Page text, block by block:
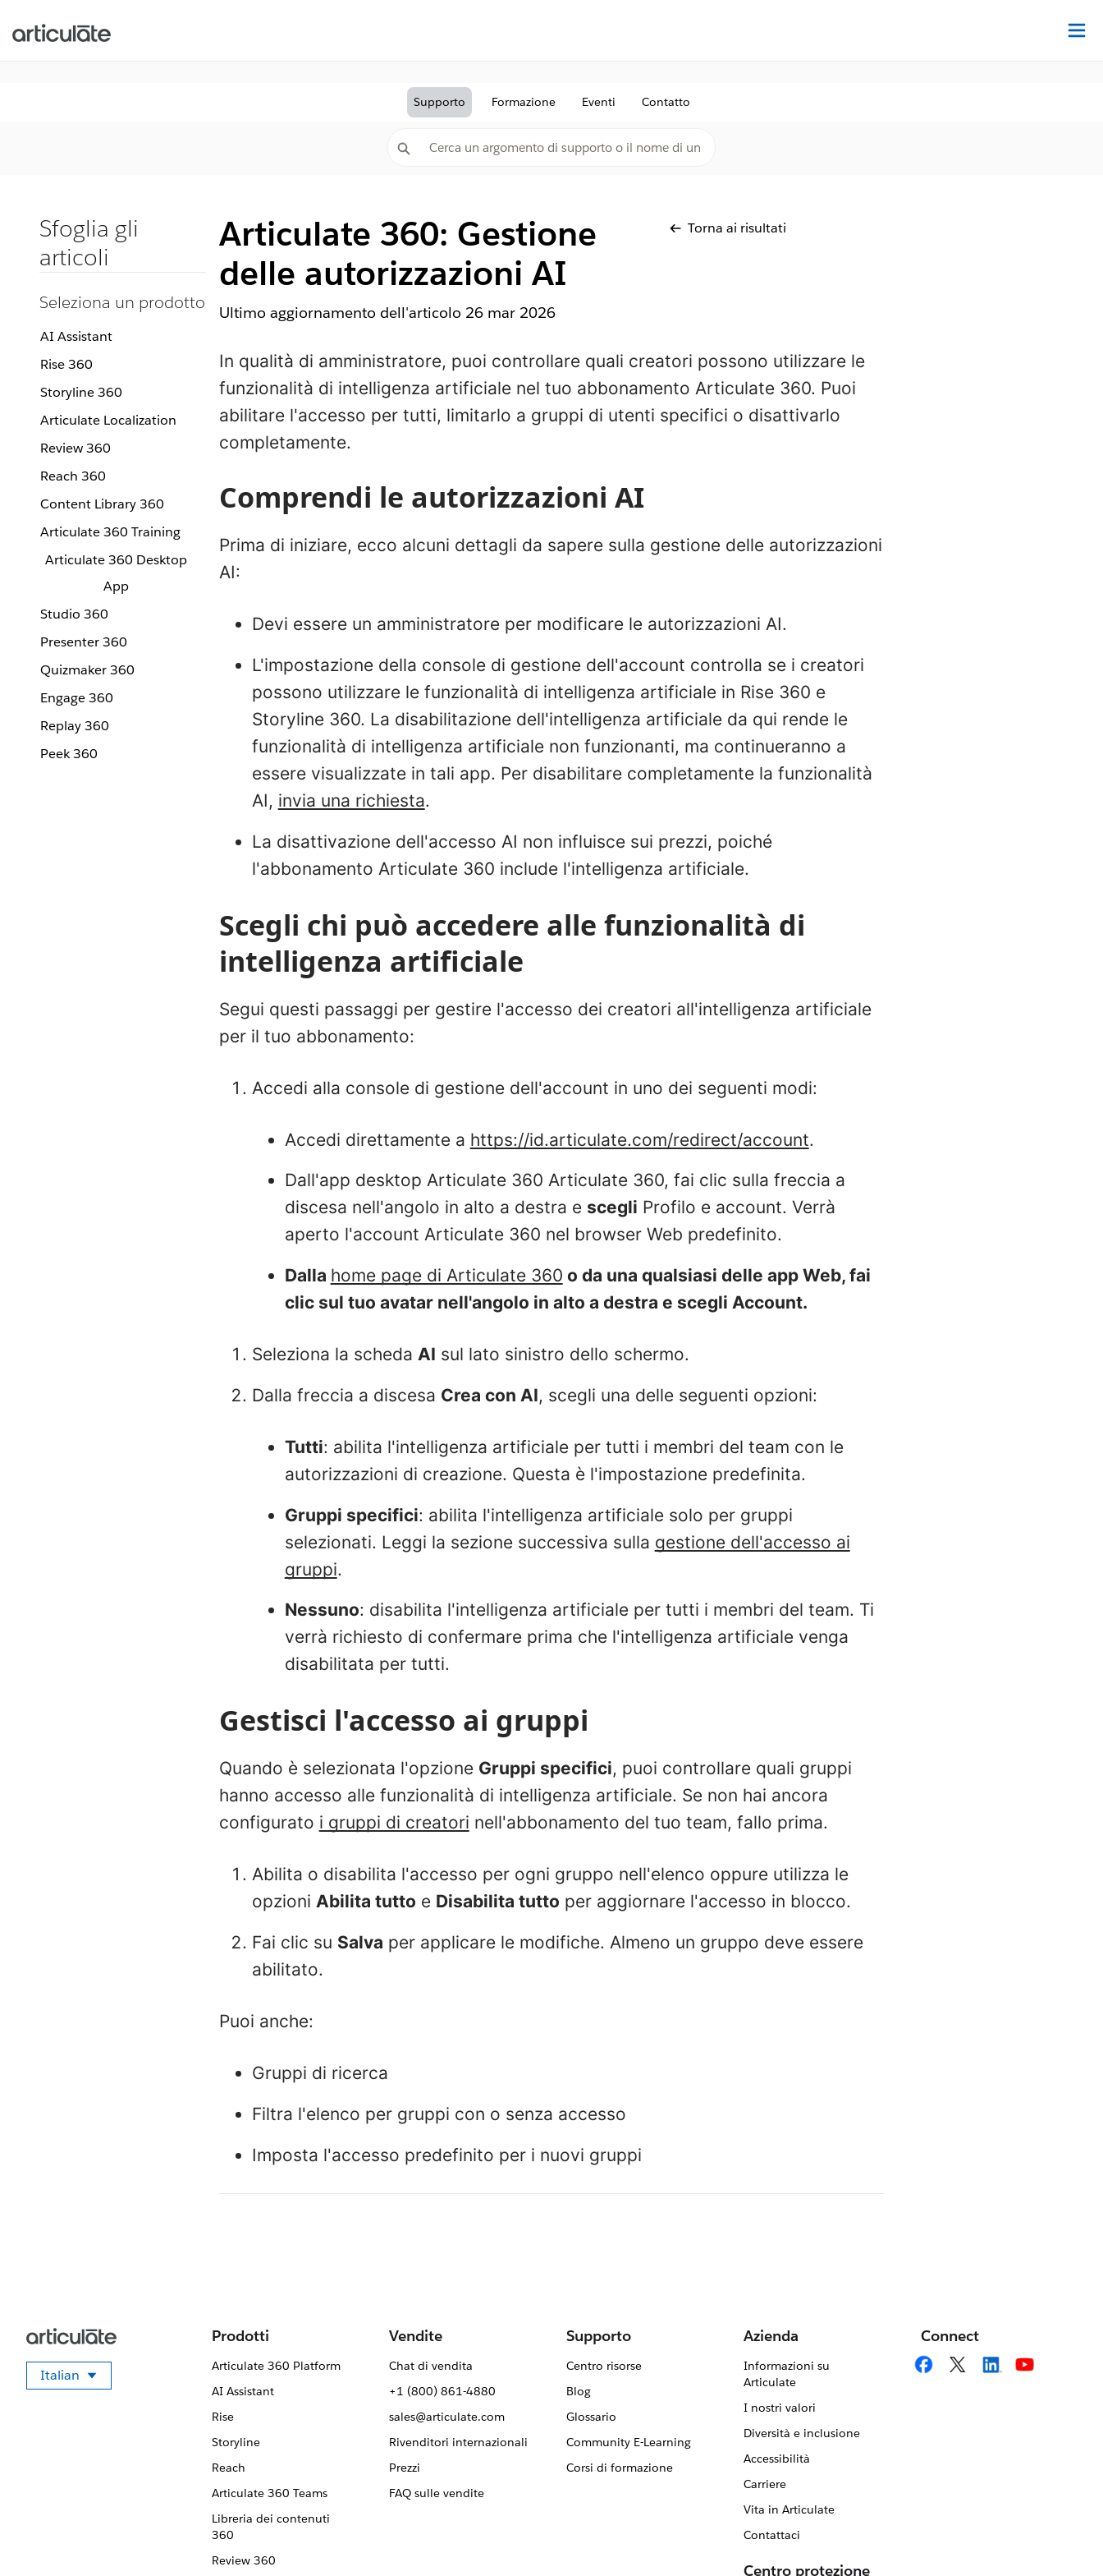
Supporto Formazione Eventi Contatto
Sfoglia gli
articoli
Seleziona un prodotto
AI Assistant
Rise 360
Storyline 360
Articulate Localization
Review 360
Reach 360
Content Library 360
Articulate 360 Training
Articulate 360 Desktop
App
Studio 360
Presenter 360
Quizmaker 360
Engage 360
Replay 360
Peek 360
Articulate 360: Gestione
delle autorizzazioni AI
Torna ai risultati
Ultimo aggiornamento dell'articolo 26 mar 2026
In qualità di amministratore, puoi controllare quali creatori possono utilizzare le
funzionalità di intelligenza artificiale nel tuo abbonamento Articulate 360. Puoi
abilitare l'accesso per tutti, limitarlo a gruppi di utenti specifici o disattivarlo
completamente.
Comprendi le autorizzazioni AI
Prima di iniziare, ecco alcuni dettagli da sapere sulla gestione delle autorizzazioni
AI:
Devi essere un amministratore per modificare le autorizzazioni AI.
L'impostazione della console di gestione dell'account controlla se i creatori
possono utilizzare le funzionalità di intelligenza artificiale in Rise 360 e
Storyline 360. La disabilitazione dell'intelligenza artificiale da qui rende le
funzionalità di intelligenza artificiale non funzionanti, ma continueranno a
essere visualizzate in tali app. Per disabilitare completamente la funzionalità
AI, invia una richiesta.
La disattivazione dell'accesso AI non influisce sui prezzi, poiché
l'abbonamento Articulate 360 include l'intelligenza artificiale.
Scegli chi può accedere alle funzionalità di
intelligenza artificiale
Segui questi passaggi per gestire l'accesso dei creatori all'intelligenza artificiale
per il tuo abbonamento:
Accedi alla console di gestione dell'account in uno dei seguenti modi:
Accedi direttamente a https://id.articulate.com/redirect/account.
Dall'app desktop Articulate 360 Articulate 360, fai clic sulla freccia a
discesa nell'angolo in alto a destra e scegli Profilo e account. Verrà
aperto l'account Articulate 360 nel browser Web predefinito.
Dalla home page di Articulate 360 o da una qualsiasi delle app Web, fai
clic sul tuo avatar nell'angolo in alto a destra e scegli Account.
Seleziona la scheda AI sul lato sinistro dello schermo.
Dalla freccia a discesa Crea con AI, scegli una delle seguenti opzioni:
Tutti: abilita l'intelligenza artificiale per tutti i membri del team con le
autorizzazioni di creazione. Questa è l'impostazione predefinita.
Gruppi specifici: abilita l'intelligenza artificiale solo per gruppi
selezionati. Leggi la sezione successiva sulla gestione dell'accesso ai
gruppi.
Nessuno: disabilita l'intelligenza artificiale per tutti i membri del team. Ti
verrà richiesto di confermare prima che l'intelligenza artificiale venga
disabilitata per tutti.
Gestisci l'accesso ai gruppi
Quando è selezionata l'opzione Gruppi specifici, puoi controllare quali gruppi
hanno accesso alle funzionalità di intelligenza artificiale. Se non hai ancora
configurato i gruppi di creatori nell'abbonamento del tuo team, fallo prima.
Abilita o disabilita l'accesso per ogni gruppo nell'elenco oppure utilizza le
opzioni Abilita tutto e Disabilita tutto per aggiornare l'accesso in blocco.
Fai clic su Salva per applicare le modifiche. Almeno un gruppo deve essere
abilitato.
Puoi anche:
Gruppi di ricerca
Filtra l'elenco per gruppi con o senza accesso
Imposta l'accesso predefinito per i nuovi gruppi
Italian
Seleziona la tua lingua
Prodotti
Articulate 360 Platform
AI Assistant
Rise
Storyline
Reach
Articulate 360 Teams
Libreria dei contenuti
360
Review 360
Vendite
Chat di vendita
+1 (800) 861-4880
sales@articulate.com
Rivenditori internazionali
Prezzi
FAQ sulle vendite
Supporto
Centro risorse
Blog
Glossario
Community E-Learning
Corsi di formazione
Azienda
Informazioni su
Articulate
I nostri valori
Diversità e inclusione
Accessibilità
Carriere
Vita in Articulate
Contattaci
Centro protezione
Connect